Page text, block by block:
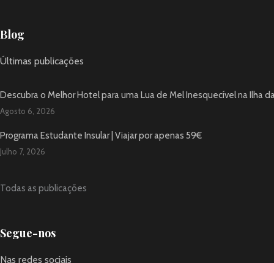
Blog
Últimas publicações
Descubra o Melhor Hotel para uma Lua de Mel Inesquecível na Ilha
Agosto 6, 2026
Programa Estudante Insular | Viajar por apenas 59€
Julho 7, 2026
Todas as publicações
Segue-nos
Nas redes sociais